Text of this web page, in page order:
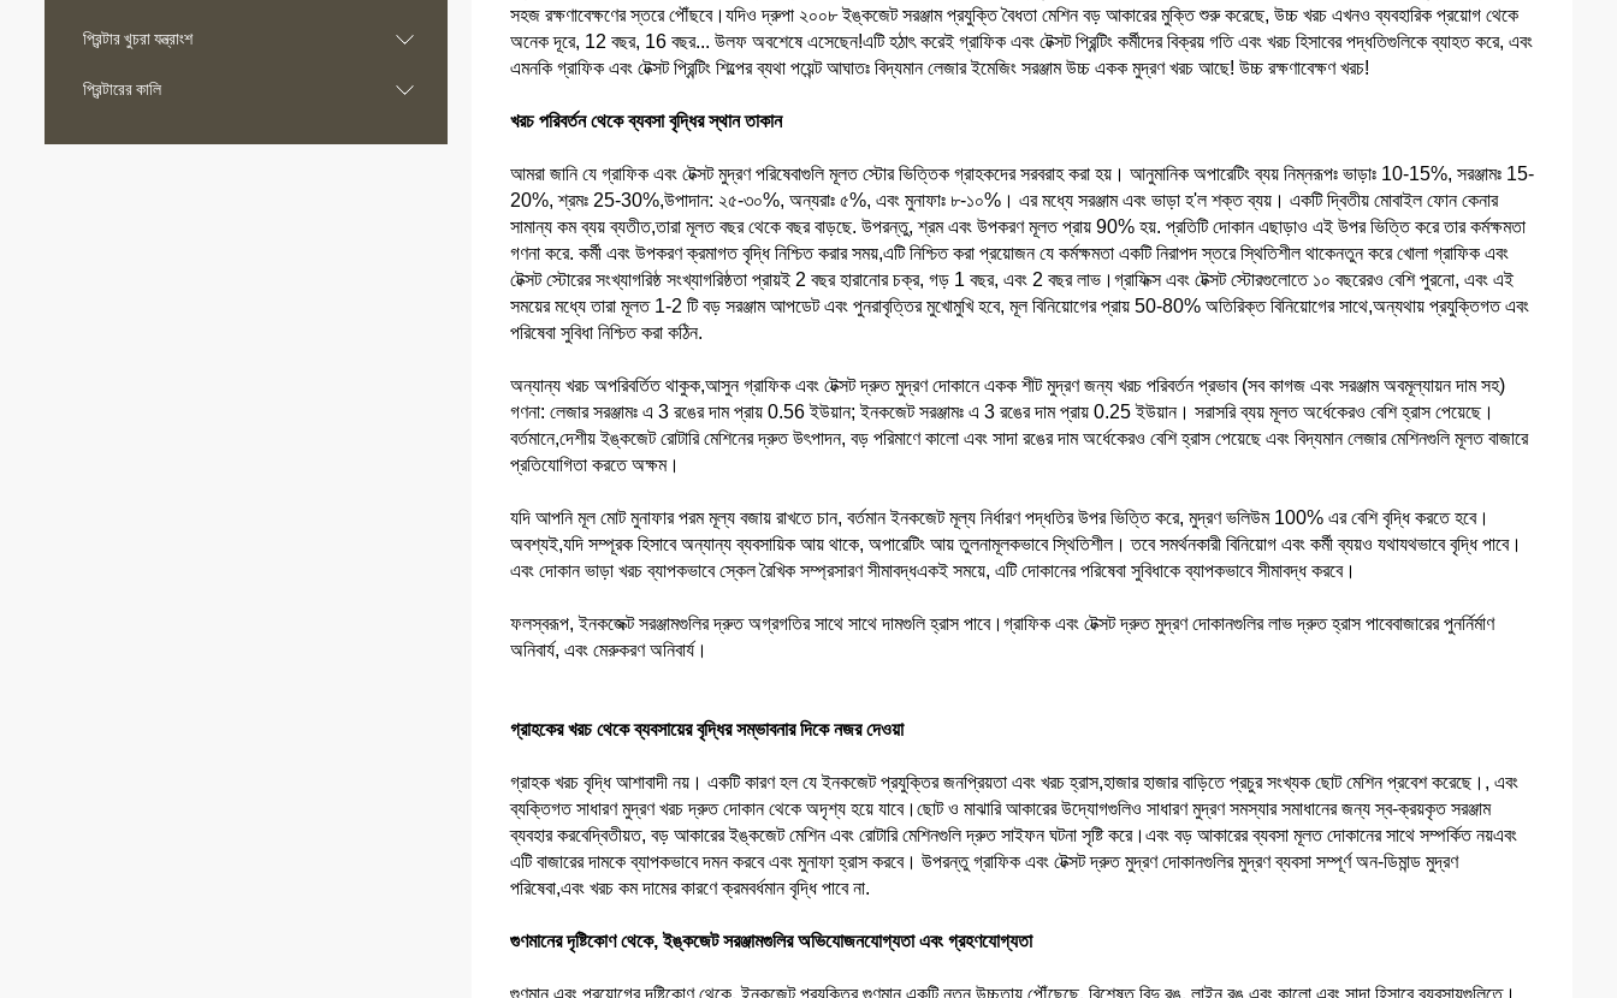
প্রিন্টার খুচরা যন্ত্রাংশ
প্রিন্টারের কালি
সহজ রক্ষণাবেক্ষণের স্তরে পৌঁছবে।যদিও দ্রুপা ২০০৮ ইঙ্কজেট সরঞ্জাম প্রযুক্তি বৈধতা মেশিন বড় আকারের মুক্তি শুরু করেছে, উচ্চ খরচ এখনও ব্যবহারিক প্রয়োগ থেকে
অনেক দূরে, 12 বছর, 16 বছর... উলফ অবশেষে এসেছেন!এটি হঠাৎ করেই গ্রাফিক এবং টেক্সট প্রিন্টিং কর্মীদের বিক্রয় গতি এবং খরচ হিসাবের পদ্ধতিগুলিকে ব্যাহত করে, এবং
এমনকি গ্রাফিক এবং টেক্সট প্রিন্টিং শিল্পের ব্যথা পয়েন্ট আঘাতঃ বিদ্যমান লেজার ইমেজিং সরঞ্জাম উচ্চ একক মুদ্রণ খরচ আছে! উচ্চ রক্ষণাবেক্ষণ খরচ!
খরচ পরিবর্তন থেকে ব্যবসা বৃদ্ধির স্থান তাকান
আমরা জানি যে গ্রাফিক এবং টেক্সট মুদ্রণ পরিষেবাগুলি মূলত স্টোর ভিত্তিক গ্রাহকদের সরবরাহ করা হয়। আনুমানিক অপারেটিং ব্যয় নিম্নরূপঃ ভাড়াঃ 10-15%, সরঞ্জামঃ 15-
20%, শ্রমঃ 25-30%,উপাদান: ২৫-৩০%, অন্যরাঃ ৫%, এবং মুনাফাঃ ৮-১০%। এর মধ্যে সরঞ্জাম এবং ভাড়া হ'ল শক্ত ব্যয়। একটি দ্বিতীয় মোবাইল ফোন কেনার
সামান্য কম ব্যয় ব্যতীত,তারা মূলত বছর থেকে বছর বাড়ছে. উপরন্তু, শ্রম এবং উপকরণ মূলত প্রায় 90% হয়. প্রতিটি দোকান এছাড়াও এই উপর ভিত্তি করে তার কর্মক্ষমতা
গণনা করে. কর্মী এবং উপকরণ ক্রমাগত বৃদ্ধি নিশ্চিত করার সময়,এটি নিশ্চিত করা প্রয়োজন যে কর্মক্ষমতা একটি নিরাপদ স্তরে স্থিতিশীল থাকেনতুন করে খোলা গ্রাফিক এবং
টেক্সট স্টোরের সংখ্যাগরিষ্ঠ সংখ্যাগরিষ্ঠতা প্রায়ই 2 বছর হারানোর চক্র, গড় 1 বছর, এবং 2 বছর লাভ।গ্রাফিক্স এবং টেক্সট স্টোরগুলোতে ১০ বছরেরও বেশি পুরনো, এবং এই
সময়ের মধ্যে তারা মূলত 1-2 টি বড় সরঞ্জাম আপডেট এবং পুনরাবৃত্তির মুখোমুখি হবে, মূল বিনিয়োগের প্রায় 50-80% অতিরিক্ত বিনিয়োগের সাথে,অন্যথায় প্রযুক্তিগত এবং
পরিষেবা সুবিধা নিশ্চিত করা কঠিন.
অন্যান্য খরচ অপরিবর্তিত থাকুক,আসুন গ্রাফিক এবং টেক্সট দ্রুত মুদ্রণ দোকানে একক শীট মুদ্রণ জন্য খরচ পরিবর্তন প্রভাব (সব কাগজ এবং সরঞ্জাম অবমূল্যায়ন দাম সহ)
গণনা: লেজার সরঞ্জামঃ এ 3 রঙের দাম প্রায় 0.56 ইউয়ান; ইনকজেট সরঞ্জামঃ এ 3 রঙের দাম প্রায় 0.25 ইউয়ান। সরাসরি ব্যয় মূলত অর্ধেকেরও বেশি হ্রাস পেয়েছে।
বর্তমানে,দেশীয় ইঙ্কজেট রোটারি মেশিনের দ্রুত উৎপাদন, বড় পরিমাণে কালো এবং সাদা রঙের দাম অর্ধেকেরও বেশি হ্রাস পেয়েছে এবং বিদ্যমান লেজার মেশিনগুলি মূলত বাজারে
প্রতিযোগিতা করতে অক্ষম।
যদি আপনি মূল মোট মুনাফার পরম মূল্য বজায় রাখতে চান, বর্তমান ইনকজেট মূল্য নির্ধারণ পদ্ধতির উপর ভিত্তি করে, মুদ্রণ ভলিউম 100% এর বেশি বৃদ্ধি করতে হবে।
অবশ্যই,যদি সম্পূরক হিসাবে অন্যান্য ব্যবসায়িক আয় থাকে, অপারেটিং আয় তুলনামূলকভাবে স্থিতিশীল। তবে সমর্থনকারী বিনিয়োগ এবং কর্মী ব্যয়ও যথাযথভাবে বৃদ্ধি পাবে।
এবং দোকান ভাড়া খরচ ব্যাপকভাবে স্কেল রৈখিক সম্প্রসারণ সীমাবদ্ধএকই সময়ে, এটি দোকানের পরিষেবা সুবিধাকে ব্যাপকভাবে সীমাবদ্ধ করবে।
ফলস্বরূপ, ইনকজেক্ট সরঞ্জামগুলির দ্রুত অগ্রগতির সাথে সাথে দামগুলি হ্রাস পাবে।গ্রাফিক এবং টেক্সট দ্রুত মুদ্রণ দোকানগুলির লাভ দ্রুত হ্রাস পাবেবাজারের পুনর্নির্মাণ
অনিবার্য, এবং মেরুকরণ অনিবার্য।
গ্রাহকের খরচ থেকে ব্যবসায়ের বৃদ্ধির সম্ভাবনার দিকে নজর দেওয়া
গ্রাহক খরচ বৃদ্ধি আশাবাদী নয়। একটি কারণ হল যে ইনকজেট প্রযুক্তির জনপ্রিয়তা এবং খরচ হ্রাস,হাজার হাজার বাড়িতে প্রচুর সংখ্যক ছোট মেশিন প্রবেশ করেছে।, এবং
ব্যক্তিগত সাধারণ মুদ্রণ খরচ দ্রুত দোকান থেকে অদৃশ্য হয়ে যাবে।ছোট ও মাঝারি আকারের উদ্যোগগুলিও সাধারণ মুদ্রণ সমস্যার সমাধানের জন্য স্ব-ক্রয়কৃত সরঞ্জাম
ব্যবহার করবেদ্বিতীয়ত, বড় আকারের ইঙ্কজেট মেশিন এবং রোটারি মেশিনগুলি দ্রুত সাইফন ঘটনা সৃষ্টি করে।এবং বড় আকারের ব্যবসা মূলত দোকানের সাথে সম্পর্কিত নয়এবং
এটি বাজারের দামকে ব্যাপকভাবে দমন করবে এবং মুনাফা হ্রাস করবে। উপরন্তু গ্রাফিক এবং টেক্সট দ্রুত মুদ্রণ দোকানগুলির মুদ্রণ ব্যবসা সম্পূর্ণ অন-ডিমান্ড মুদ্রণ
পরিষেবা,এবং খরচ কম দামের কারণে ক্রমবর্ধমান বৃদ্ধি পাবে না.
গুণমানের দৃষ্টিকোণ থেকে, ইঙ্কজেট সরঞ্জামগুলির অভিযোজনযোগ্যতা এবং গ্রহণযোগ্যতা
গুণমান এবং প্রয়োগের দৃষ্টিকোণ থেকে, ইনকজেট প্রযুক্তির গুণমান একটি নতুন উচ্চতায় পৌঁছেছে, বিশেষত বিন্দু রঙ, লাইন রঙ এবং কালো এবং সাদা হিসাবে ব্যবসায়গুলিতে।